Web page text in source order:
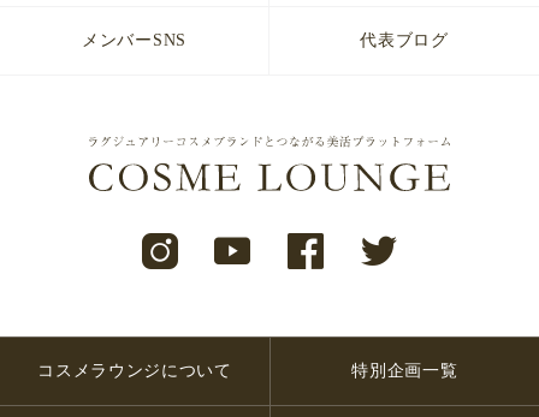
メンバーSNS 代表ブログ
コスメラウンジについて 特別企画一覧